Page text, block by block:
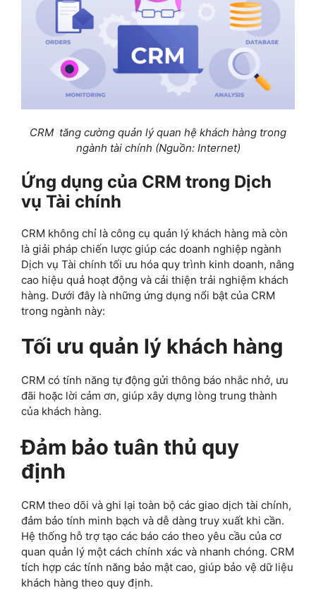
CRM tăng cường quản lý quan hệ khách hàng trong
ngành tài chính (Nguồn: Internet)
Ứng dụng của CRM trong Dịch
vụ Tài chính
CRM không chỉ là công cụ quản lý khách hàng mà còn
là giải pháp chiến lược giúp các doanh nghiệp ngành
Dịch vụ Tài chính tối ưu hóa quy trình kinh doanh, nâng
cao hiệu quả hoạt động và cải thiện trải nghiệm khách
hàng. Dưới đây là những ứng dụng nổi bật của CRM
trong ngành này:
Tối ưu quản lý khách hàng
CRM có tính năng tự động gửi thông báo nhắc nhở, ưu
đãi hoặc lời cảm ơn, giúp xây dựng lòng trung thành
của khách hàng.
Đảm bảo tuân thủ quy
định
CRM theo dõi và ghi lại toàn bộ các giao dịch tài chính,
đảm bảo tính minh bạch và dễ dàng truy xuất khi cần.
Hệ thống hỗ trợ tạo các báo cáo theo yêu cầu của cơ
quan quản lý một cách chính xác và nhanh chóng. CRM
tích hợp các tính năng bảo mật cao, giúp bảo vệ dữ liệu
khách hàng theo quy định.